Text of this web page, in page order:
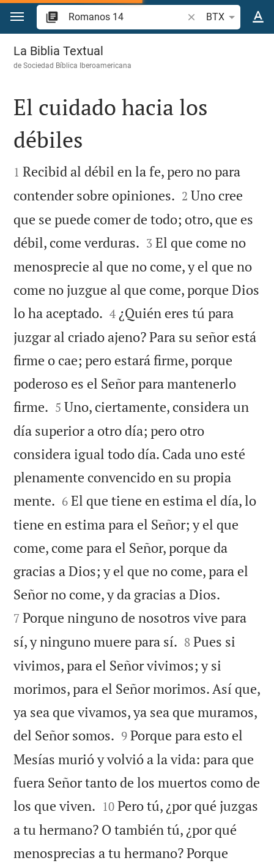
Ir a un contenido
Buscar versículo
BTX
Romanos 14
La Biblia Textual
deSociedad Bíblica Iberoamericana

El cuidado hacia los
débiles

1 Recibid al débil en la fe, pero no para
contender sobre opiniones. 

2 Uno cree
que se puede comer de todo; otro, que es
débil, come verduras. 

3 El que come no
menosprecie al que no come, y el que no
come no juzgue al que come, porque Dios
lo ha aceptado. 

4 ¿Quién eres tú para
juzgar al criado ajeno? Para su señor está
firme o cae; pero estará firme, porque
poderoso es el Señor para mantenerlo
firme. 

5 Uno, ciertamente, considera un
día superior a otro día; pero otro
considera igual todo día. Cada uno esté
plenamente convencido en su propia
mente. 

6 El que tiene en estima el día, lo
tiene en estima para el Señor; y el que
come, come para el Señor, porque da
gracias a Dios; y el que no come, para el
Señor no come, y da gracias a Dios.
7 Porque ninguno de nosotros vive para
sí, y ninguno muere para sí. 

8 Pues si
vivimos, para el Señor vivimos; y si
morimos, para el Señor morimos. Así que,
ya sea que vivamos, ya sea que muramos,
del Señor somos. 

9 Porque para esto el
Mesías murió y volvió a la vida: para que
fuera Señor tanto de los muertos como de
los que viven. 

10 Pero tú, ¿por qué juzgas
a tu hermano? O también tú, ¿por qué
menosprecias a tu hermano? Porque